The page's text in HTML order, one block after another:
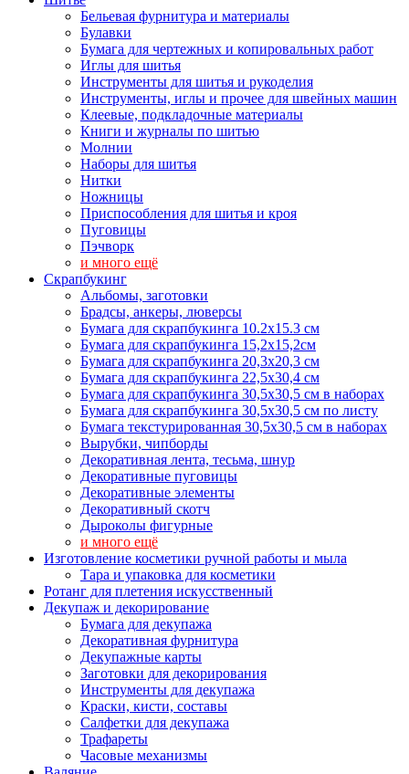
Бельевая фурнитура и материалы
Булавки
Бумага для чертежных и копировальных работ
Иглы для шитья
Инструменты для шитья и рукоделия
Инструменты, иглы и прочее для швейных машин
Клеевые, подкладочные материалы
Книги и журналы по шитью
Молнии
Наборы для шитья
Нитки
Ножницы
Приспособления для шитья и кроя
Пуговицы
Пэчворк
и много ещё
Скрапбукинг
Альбомы, заготовки
Брадсы, анкеры, люверсы
Бумага для скрапбукинга 10.2х15.3 см
Бумага для скрапбукинга 15,2х15,2см
Бумага для скрапбукинга 20,3х20,3 см
Бумага для скрапбукинга 22,5х30,4 см
Бумага для скрапбукинга 30,5х30,5 см в наборах
Бумага для скрапбукинга 30,5х30,5 см по листу
Бумага текстурированная 30,5х30,5 см в наборах
Вырубки, чипборды
Декоративная лента, тесьма, шнур
Декоративные пуговицы
Декоративные элементы
Декоративный скотч
Дыроколы фигурные
и много ещё
Изготовление косметики ручной работы и мыла
Тара и упаковка для косметики
Ротанг для плетения искусственный
Декупаж и декорирование
Бумага для декупажа
Декоративная фурнитура
Декупажные карты
Заготовки для декорирования
Инструменты для декупажа
Краски, кисти, составы
Салфетки для декупажа
Трафареты
Часовые механизмы